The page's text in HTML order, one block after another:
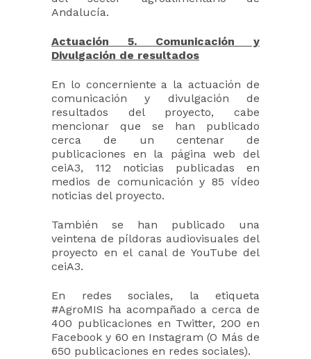
Andalucía.
Actuación 5. Comunicación y
Divulgación de resultados
En lo concerniente a la actuación de
comunicación y divulgación de
resultados del proyecto, cabe
mencionar que se han publicado
cerca de un centenar de
publicaciones en la página web del
ceiA3, 112 noticias publicadas en
medios de comunicación y 85 vídeo
noticias del proyecto.
También se han publicado una
veintena de píldoras audiovisuales del
proyecto en el canal de YouTube del
ceiA3.
En redes sociales, la etiqueta
#AgroMIS ha acompañado a cerca de
400 publicaciones en Twitter, 200 en
Facebook y 60 en Instagram (O Más de
650 publicaciones en redes sociales).